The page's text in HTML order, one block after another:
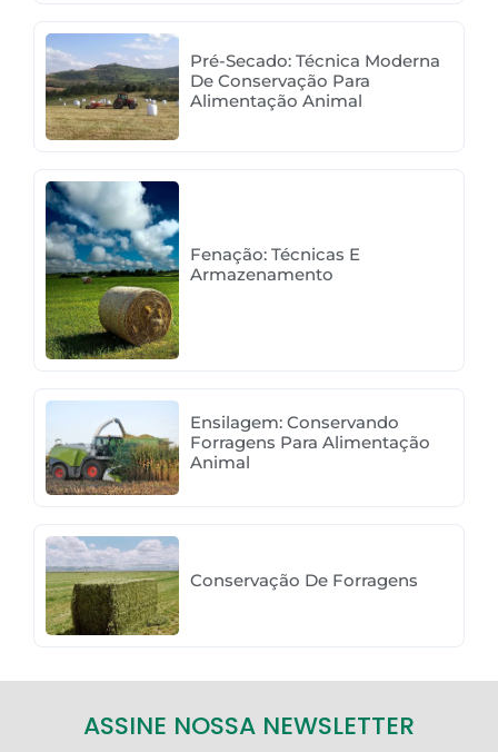
Pré-Secado: Técnica Moderna
De Conservação Para
Alimentação Animal
Fenação: Técnicas E
Armazenamento
Ensilagem: Conservando
Forragens Para Alimentação
Animal
Conservação De Forragens
ASSINE NOSSA NEWSLETTER